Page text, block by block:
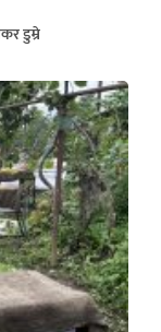
डुम्रे